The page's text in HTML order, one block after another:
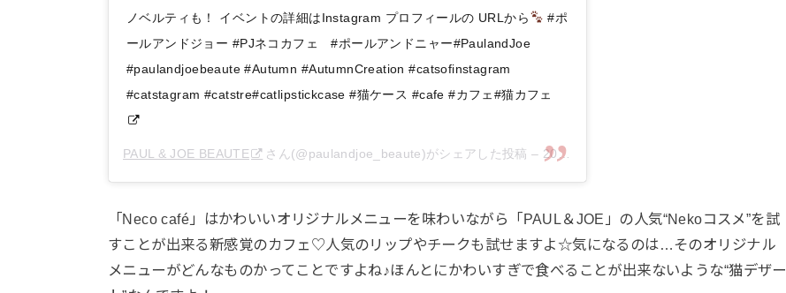
ノベルティも！ イベントの詳細はInstagram プロフィールの URLから
#ポ
ールアンドジョー #PJネコカフェ #ポールアンドニャー#PaulandJoe
#paulandjoebeaute #Autumn #AutumnCreation #catsofinstagram
#catstagram #catstre#catlipstickcase #猫ケース #cafe #カフェ#猫カフェ
PAUL & JOE BEAUTE さん(@paulandjoe_beaute)がシェアした投稿 – 2018年10月月1日午前3時51分PDT
「Neco café」はかわいいオリジナルメニューを味わいながら「PAUL＆JOE」の人気“Nekoコスメ”を試
すことが出来る新感覚のカフェ♡人気のリップやチークも試せますよ☆気になるのは…そのオリジナル
メニューがどんなものかってことですよね♪ほんとにかわいすぎで食べることが出来ないような“猫デザー